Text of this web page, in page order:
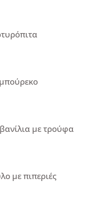
με τρούφα
με πιπεριές